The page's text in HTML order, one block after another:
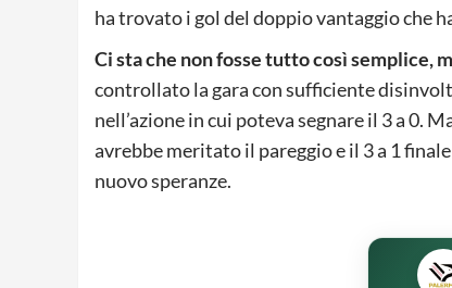
ha trovato i gol del doppio vantaggio che
Ci sta che non fosse tutto così semplice,
controllato la gara con sufficiente
nell’azione in cui poteva segnare il 3 a 0.
avrebbe meritato il pareggio e il 3 a 1
nuovo speranze.